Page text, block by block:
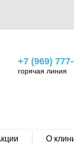
+7 (969)
горячая линия
О